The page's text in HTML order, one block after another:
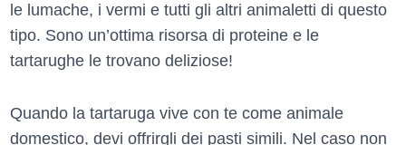
le lumache, i vermi e tutti gli altri animaletti di questo
tipo. Sono un’ottima risorsa di proteine e le
tartarughe le trovano deliziose!
Quando la tartaruga vive con te come animale
domestico, devi offrirgli dei pasti simili. Nel caso non